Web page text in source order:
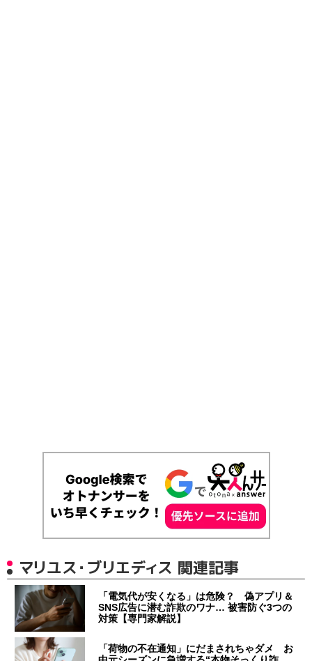
マリユス・ブリエディス 関連記事
「電気代が安くなる」は危険？ 偽アプリ＆
SNS広告に潜む詐欺のワナ… 被害防ぐ3つの
対策【専門家解説】
「荷物の不在通知」にだまされちゃダメ お